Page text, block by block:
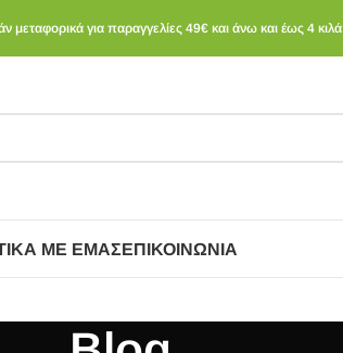
μεταφορικά για παραγγελίες 49€ και άνω και έως 4 κιλά
ΜΕ ΕΜΆΣΕΠΙΚΟΙΝΩΝΊΑ